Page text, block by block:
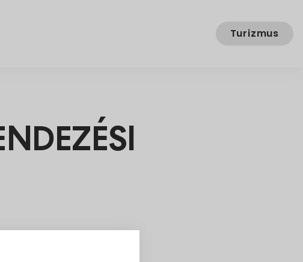
Turizmus